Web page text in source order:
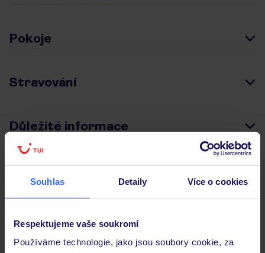
Souhlas Detaily Více o cookies
Respektujeme vaše soukromí
Používáme technologie, jako jsou soubory cookie, za
Pokoje
Stravování
Důležité informace
Často kladené otázky
Jaké doklady jsou potřebné při cestování?
Kam jít po přistání a vyzvednutí zavazadel?